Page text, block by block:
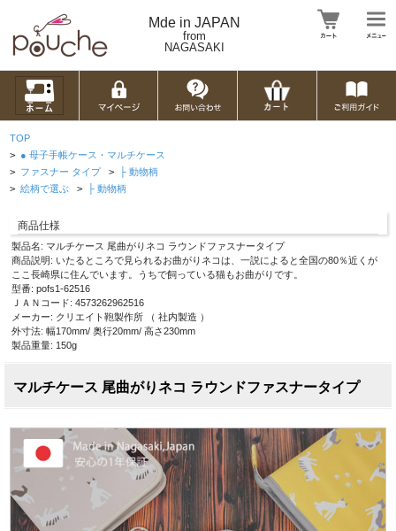
Mde in JAPAN
from
NAGASAKI
TOP
> ● 母子手帳ケース・マルチケース
> ファスナー タイプ > ├ 動物柄
> 絵柄で選ぶ > ├ 動物柄
商品仕様
製品名: マルチケース 尾曲がりネコ ラウンドファスナータイプ
商品説明: いたるところで見られるお曲がりネコは、一説によると全国の80％近くが
ここ長崎県に住んでいます。うちで飼っている猫もお曲がりです。
型番: pofs1-62516
ＪＡＮコード: 4573262962516
メーカー: クリエイト鞄製作所 （ 社内製造 ）
外寸法: 幅170mm/ 奥行20mm/ 高さ230mm
製品重量: 150g
マルチケース 尾曲がりネコ ラウンドファスナータイプ